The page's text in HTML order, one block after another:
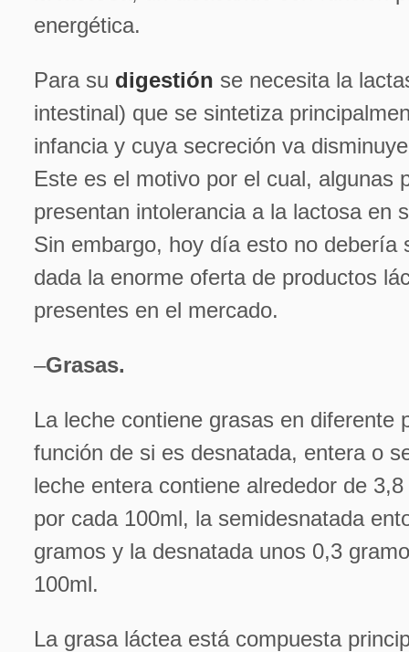
energética.
Para su digestión se necesita la
intestinal) que se sintetiza
infancia y cuya secreción va
Este es el motivo por el cual, algunas
presentan intolerancia a la lactosa en
Sin embargo, hoy día esto no debería
dada la enorme oferta de productos
presentes en el mercado.
–Grasas.
La leche contiene grasas en diferente
función de si es desnatada, entera o
leche entera contiene alrededor de
por cada 100ml, la semidesnatada
gramos y la desnatada unos 0,3
100ml.
La grasa láctea está compuesta